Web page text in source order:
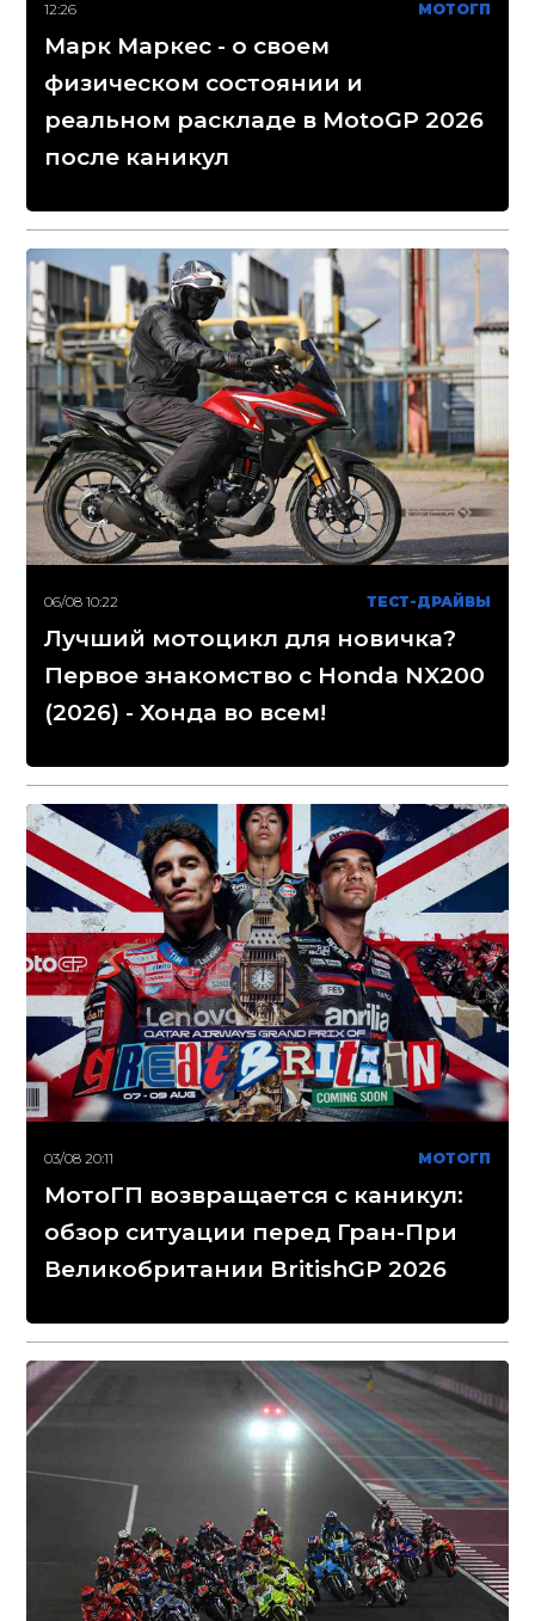
12:26 МОТОГП
Марк Маркес - о своем
физическом состоянии и
реальном раскладе в MotoGP 2026
после каникул
06/08 10:22 ТЕСТ-ДРАЙВЫ
Лучший мотоцикл для новичка?
Первое знакомство с Honda NX200
(2026) - Хонда во всем!
03/08 20:11 МОТОГП
МотоГП возвращается с каникул:
обзор ситуации перед Гран-При
Великобритании BritishGP 2026